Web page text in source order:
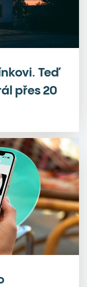
Teď
přes 20